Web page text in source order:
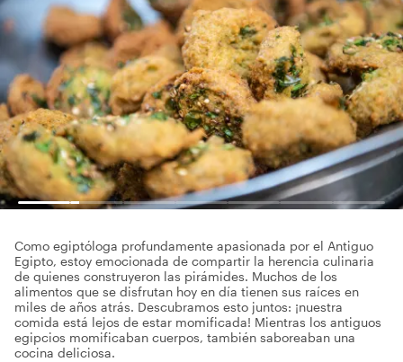
Como egiptóloga profundamente apasionada por el Antiguo
Egipto, estoy emocionada de compartir la herencia culinaria
de quienes construyeron las pirámides. Muchos de los
alimentos que se disfrutan hoy en día tienen sus raíces en
miles de años atrás. Descubramos esto juntos: ¡nuestra
comida está lejos de estar momificada! Mientras los antiguos
egipcios momificaban cuerpos, también saboreaban una
cocina deliciosa.